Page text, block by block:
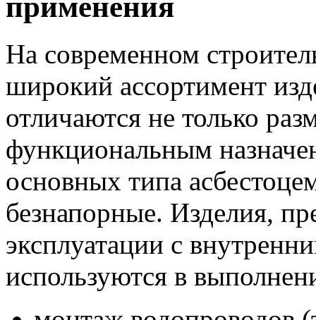
применения
На современном
широкий ассортимент
отличаются не только
функциональным
основных типа
безнапорные. Изделия,
эксплуатации с
используются в